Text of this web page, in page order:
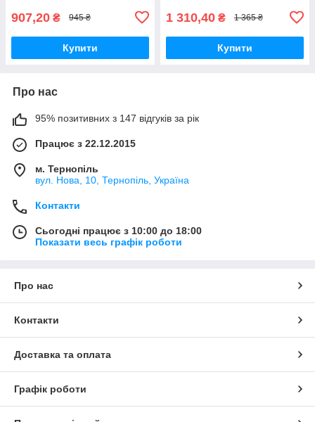
907,20 ₴ 945 ₴
Купити
1 310,40 ₴ 1 365 ₴
Купити
Про нас
95% позитивних з 147 відгуків за рік
Працює з 22.12.2015
м. Тернопіль
вул. Нова, 10, Тернопіль, Україна
Контакти
Сьогодні працює з 10:00 до 18:00
Показати весь графік роботи
Про нас
Контакти
Доставка та оплата
Графік роботи